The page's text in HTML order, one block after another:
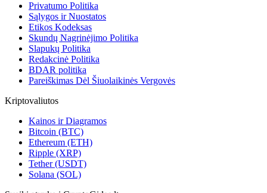
Privatumo Politika
Sąlygos ir Nuostatos
Etikos Kodeksas
Skundų Nagrinėjimo Politika
Slapukų Politika
Redakcinė Politika
BDAR politika
Pareiškimas Dėl Šiuolaikinės Vergovės
Kriptovaliutos
Kainos ir Diagramos
Bitcoin (BTC)
Ethereum (ETH)
Ripple (XRP)
Tether (USDT)
Solana (SOL)